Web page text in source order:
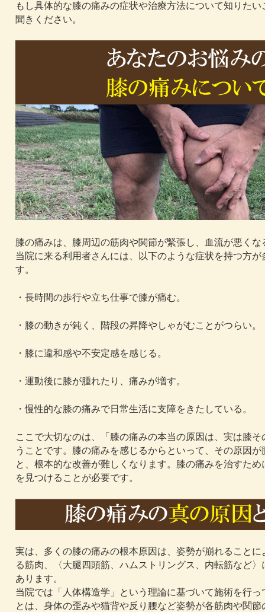
もし具体的な膝の痛みの症状や治療方法について知りた
聞きください。
膝の痛みは、膝周辺の筋肉や関節が緊張し、血流が悪く
当院に来る利用者さんには、以下のような症状を持つ方
す。
・長時間の歩行や立ち仕事で膝が痛む。
・膝の動きが鈍く、階段の昇降やしゃがむことがつらい。
・膝に違和感や不安定感を感じる。
・運動後に膝が腫れたり、痛みが増す。
・慢性的な膝の痛みで日常生活に支障をきたしている。
ここで大切なのは、「膝の痛みの本当の原因は、実は膝
うことです。膝の痛みを感じるからといって、その原因
と、根本的な改善が難しくなります。膝の痛みを治すた
を見つけることが必要です。
実は、多くの膝の痛みの根本原因は、姿勢が崩れること
る筋肉、〈大腿四頭筋、ハムストリングス、内転筋など
あります。
当院では「人体構造学」という理論に基づいて施術を行
とは、身体の歪みや猫背や反り腰など姿勢が各筋肉や関